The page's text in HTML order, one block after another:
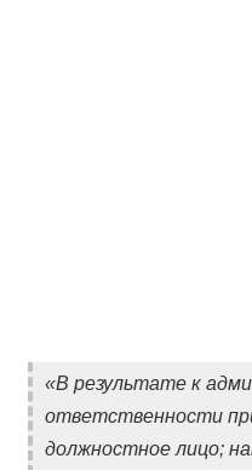
«В результате к
ответственности
должностное лицо;